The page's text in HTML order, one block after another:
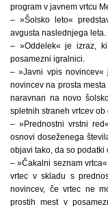
program v javnem vrtcu
– »Šolsko leto«
avgusta naslednjega leta.
– »Oddelek« je izraz,
posamezni igralnici.
– »Javni vpis
novincev na prosta
naravnan na novo
spletnih straneh vrtcev ob
– »Prednostni vrstni
osnovi doseženega
objavi tako, da so podatki
– »Čakalni seznam
vrtec v skladu s
novincev, če vrtec ne
prostih mest v